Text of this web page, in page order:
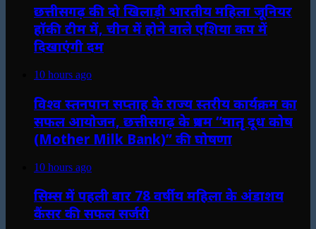
छत्तीसगढ़ की दो खिलाड़ी भारतीय महिला जूनियर
हॉकी टीम में, चीन में होने वाले एशिया कप में
दिखाएंगी दम
10 hours ago
विश्व स्तनपान सप्ताह के राज्य स्तरीय कार्यक्रम का
सफल आयोजन, छत्तीसगढ़ के प्रथम “मातृ दूध कोष
(Mother Milk Bank)” की घोषणा
10 hours ago
सिम्स में पहली बार 78 वर्षीय महिला के अंडाशय
कैंसर की सफल सर्जरी